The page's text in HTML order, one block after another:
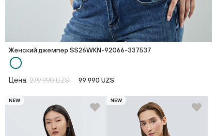
Женский джемпер SS26WKN-92066-337537
Цена: 279 990 UZS 99 990 UZS
NEW NEW